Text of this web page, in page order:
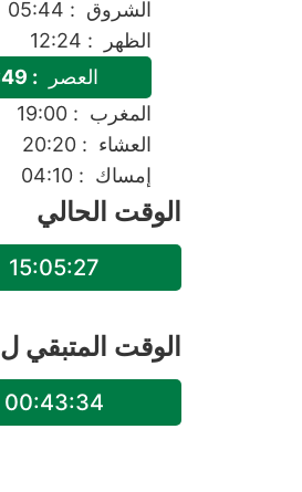
الشروق : 05:44
الظهر
: 12:24
العصر
: 15:49
المغرب : 19:00
العشاء : 20:20
إمساك : 04:10
الوقت الحالي
15:05:27
الوقت المتبقي ل
00:43:34